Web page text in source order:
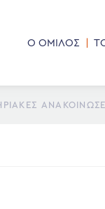
Ο ΟΜΙΛΟΣ